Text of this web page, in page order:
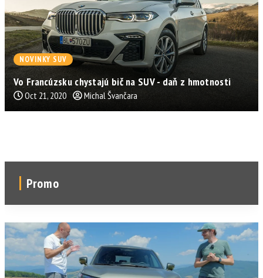
NOVINKY SUV
Vo Francúzsku chystajú bič na SUV - daň z hmotnosti
Oct 21, 2020 Michal Švančara
Promo